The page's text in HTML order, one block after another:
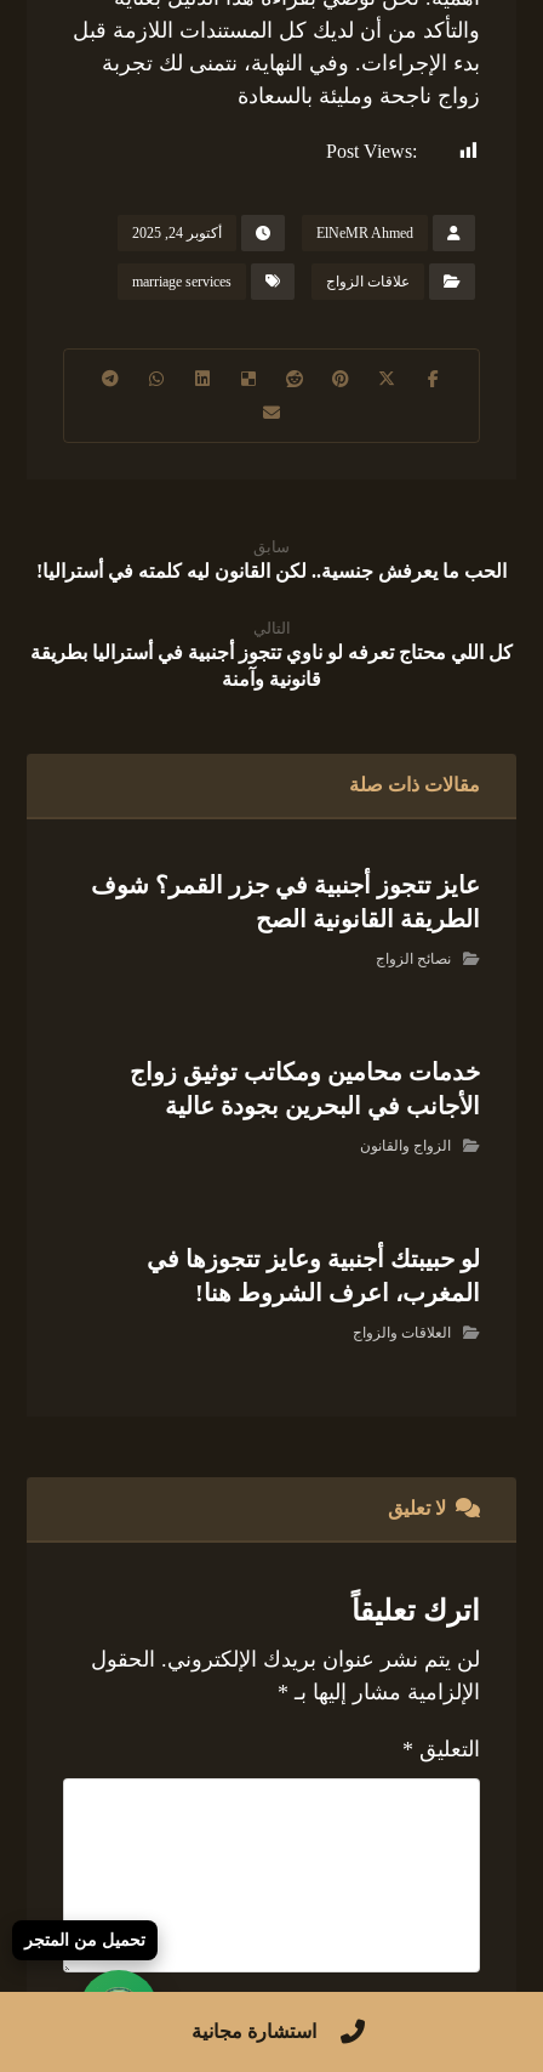
والتأكد من أن لديك كل المستندات اللازمة قبل
بدء الإجراءات. وفي النهاية، نتمنى لك تجربة
زواج ناجحة ومليئة بالسعادة
Post Views:
ElNeMR Ahmed أكتوبر 24, 2025
علاقات الزواج marriage services
سابق
الحب ما يعرفش جنسية.. لكن القانون ليه كلمته في أستراليا!
التالي
كل اللي محتاج تعرفه لو ناوي تتجوز أجنبية في أستراليا بطريقة
قانونية وآمنة
مقالات ذات صلة
عايز تتجوز أجنبية في جزر القمر؟ شوف
الطريقة القانونية الصح
نصائح الزواج
خدمات محامين ومكاتب توثيق زواج
الأجانب في البحرين بجودة عالية
الزواج والقانون
لو حبيبتك أجنبية وعايز تتجوزها في
المغرب، اعرف الشروط هنا!
العلاقات والزواج
لا تعليق
اترك تعليقاً
لن يتم نشر عنوان بريدك الإلكتروني. الحقول
الإلزامية مشار إليها بـ *
التعليق *
استشارة مجانية
تحميل من المتجر